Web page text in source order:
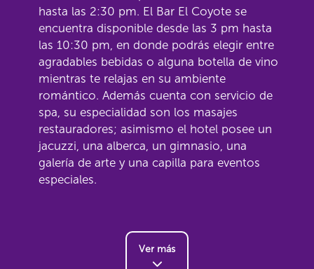
hasta las 2:30 pm. El Bar El Coyote se
encuentra disponible desde las 3 pm hasta
las 10:30 pm, en donde podrás elegir entre
agradables bebidas o alguna botella de vino
mientras te relajas en su ambiente
romántico. Además cuenta con servicio de
spa, su especialidad son los masajes
restauradores; asimismo el hotel posee un
jacuzzi, una alberca, un gimnasio, una
galería de arte y una capilla para eventos
especiales.
Ver más